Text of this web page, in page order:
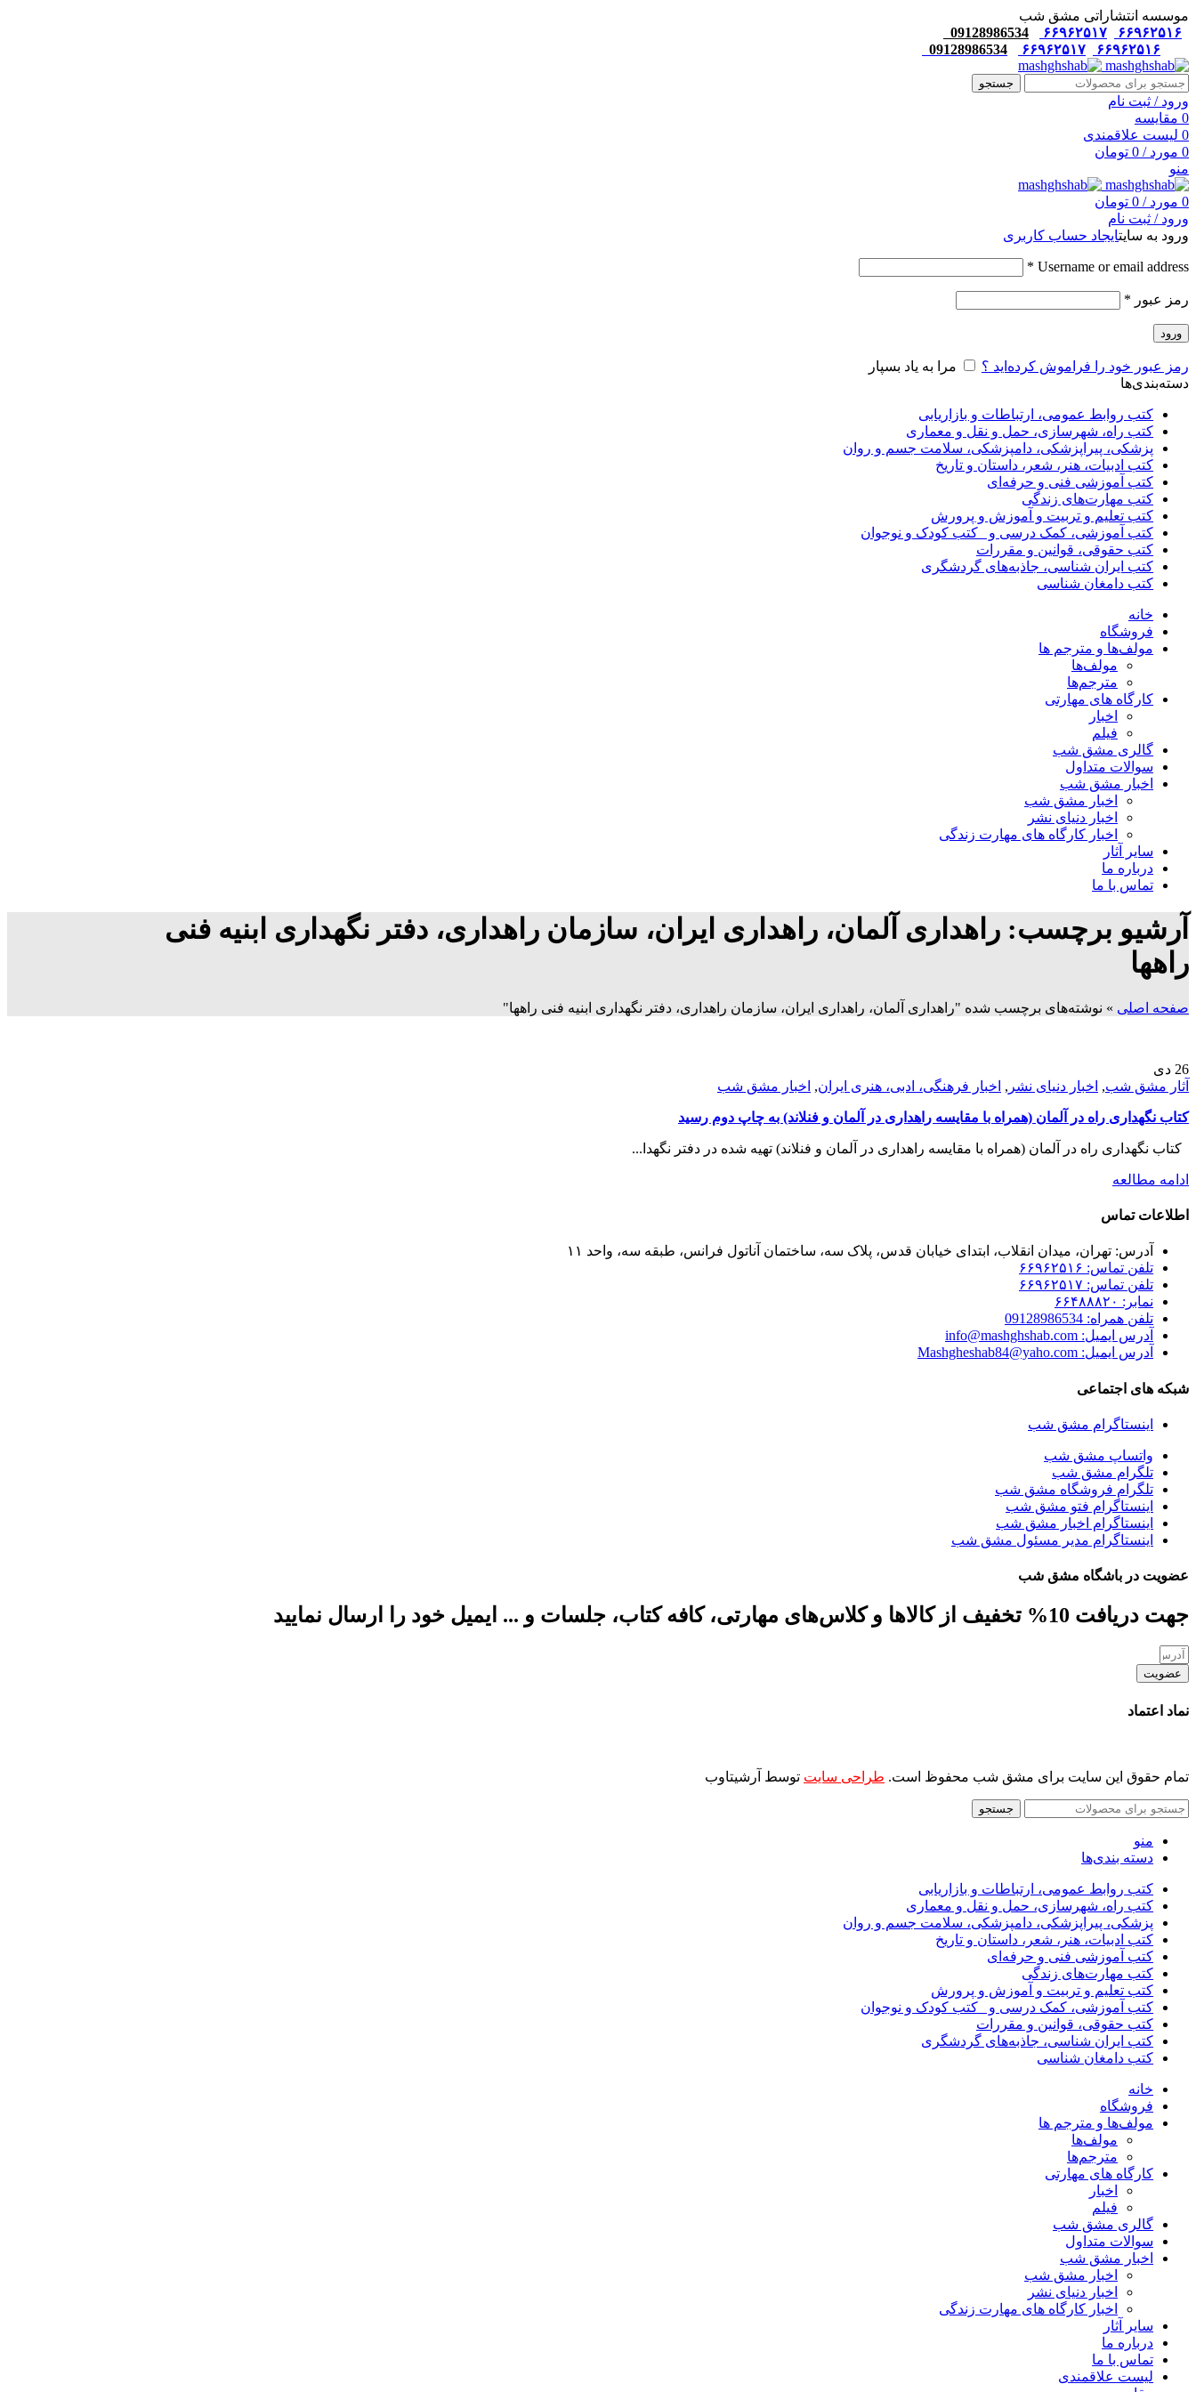
موسسه انتشاراتی مشق شب
۶۶۹۶۲۵۱۶
۶۶۹۶۲۵۱۷
09128986534
۶۶۹۶۲۵۱۶
۶۶۹۶۲۵۱۷ 09128986534
جستجو
ورود / ثبت نام
0 مقایسه
0 لیست علاقمندی
0 مورد /
0 تومان
منو
0 مورد /
0 تومان
ورود / ثبت نام
ورود به سایتایجاد حساب کاربری
Username or email address
*
رمز عبور *
ورود
رمز عبور خود را فراموش کرده‌اید ؟
مرا به یاد بسپار
دسته‌بندی‌ها
کتب روابط عمومی، ارتباطات و بازاریابی
کتب راه، شهرسازی، حمل و نقل و معماری
پزشکی، پیراپزشکی، دامپزشکی، سلامت جسم و روان
کتب ادبیات، هنر، شعر، داستان و تاریخ
کتب آموزشی فنی و حرفه‌ای
کتب مهارت‌های زندگی
کتب تعلیم و تربیت و آموزش و پرورش
کتب آموزشی، کمک درسی و _کتب کودک و نوجوان
کتب حقوقی، قوانین و مقررات
کتب ایران شناسی، جاذبه‌های گردشگری
کتب دامغان شناسی
خانه
فروشگاه
مولف‌ها و مترجم ها
مولف‌ها
مترجم‌ها
کارگاه های مهارتی
اخبار
فیلم
گالری مشق شب
سوالات متداول
اخبار مشق شب
اخبار مشق شب
اخبار دنیای نشر
اخبار کارگاه های مهارت زندگی
سایر آثار
درباره ما
تماس با ما
آرشیو برچسب: راهداری آلمان، راهداری ایران، سازمان راهداری، دفتر نگهداری ابنیه فنی
راهها
صفحه اصلی » نوشته‌های برچسب شده "راهداری آلمان، راهداری ایران، سازمان راهداری، دفتر نگهداری ابنیه فنی راهها"
26 دی
آثار مشق شب, اخبار دنیای نشر , اخبار فرهنگی، ادبی، هنری ایران, اخبار مشق شب
کتاب نگهداری راه در آلمان (همراه با مقایسه راهداری در آلمان و فنلاند) به چاپ دوم رسید
کتاب نگهداری راه در آلمان (همراه با مقایسه راهداری در آلمان و فنلاند) تهیه شده در دفتر نگهدا...
ادامه مطالعه
اطلاعات تماس
آدرس: تهران، میدان انقلاب، ابتدای خیابان قدس، پلاک سه، ساختمان آناتول فرانس، طبقه سه، واحد ۱۱
تلفن تماس: ۶۶۹۶۲۵۱۶
تلفن تماس: ۶۶۹۶۲۵۱۷
نمابر: ۶۶۴۸۸۸۲۰
تلفن همراه: 09128986534
آدرس ایمیل: info@mashghshab.com
آدرس ایمیل: Mashgheshab84@yaho.com
شبکه های اجتماعی
اینستاگرام مشق شب
واتساپ مشق شب
تلگرام مشق شب
تلگرام فروشگاه مشق شب
اینستاگرام فتو مشق شب
اینستاگرام اخبار مشق شب
اینستاگرام مدیر مسئول مشق شب
عضویت در باشگاه مشق شب
جهت دریافت 10% تخفیف از کالاها و کلاس‌های مهارتی، کافه کتاب، جلسات و ... ایمیل خود را ارسال نمایید
عضویت
نماد اعتماد
تمام حقوق این سایت برای مشق شب محفوظ است. طراحی سایت توسط آرشیتاوب
جستجو
منو
دسته بندی‌ها
کتب روابط عمومی، ارتباطات و بازاریابی
کتب راه، شهرسازی، حمل و نقل و معماری
پزشکی، پیراپزشکی، دامپزشکی، سلامت جسم و روان
کتب ادبیات، هنر، شعر، داستان و تاریخ
کتب آموزشی فنی و حرفه‌ای
کتب مهارت‌های زندگی
کتب تعلیم و تربیت و آموزش و پرورش
کتب آموزشی، کمک درسی و _کتب کودک و نوجوان
کتب حقوقی، قوانین و مقررات
کتب ایران شناسی، جاذبه‌های گردشگری
کتب دامغان شناسی
خانه
فروشگاه
مولف‌ها و مترجم ها
مولف‌ها
مترجم‌ها
کارگاه های مهارتی
اخبار
فیلم
گالری مشق شب
سوالات متداول
اخبار مشق شب
اخبار مشق شب
اخبار دنیای نشر
اخبار کارگاه های مهارت زندگی
سایر آثار
درباره ما
تماس با ما
لیست علاقمندی